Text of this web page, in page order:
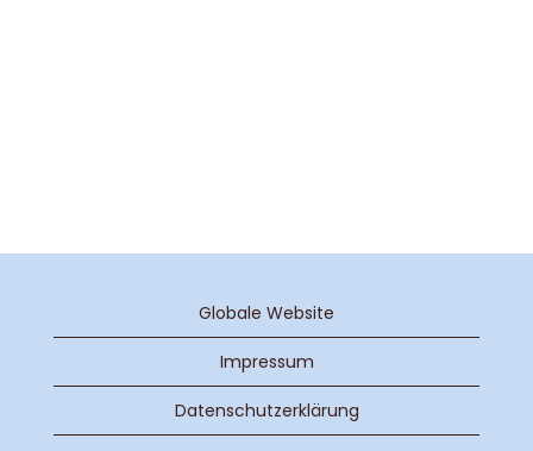
Globale Website
Impressum
Datenschutzerklärung